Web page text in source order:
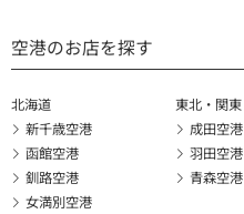
空港のお店を探す
北海道
新千歳空港
函館空港
釧路空港
女満別空港
東北・関東
成田空港
羽田空港
青森空港